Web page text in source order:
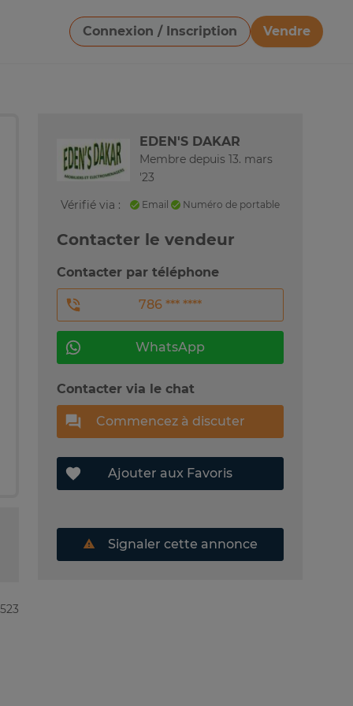
Connexion / Inscription
Vendre
Télécharger une image
EDEN'S DAKAR
Membre depuis 13. mars
'23
Vérifié via :
Email Numéro de portable
Contacter le vendeur
Contacter par téléphone
786 *** ****
WhatsApp
Contacter via le chat
Commencez à discuter
Ajouter aux Favoris
Signaler cette annonce